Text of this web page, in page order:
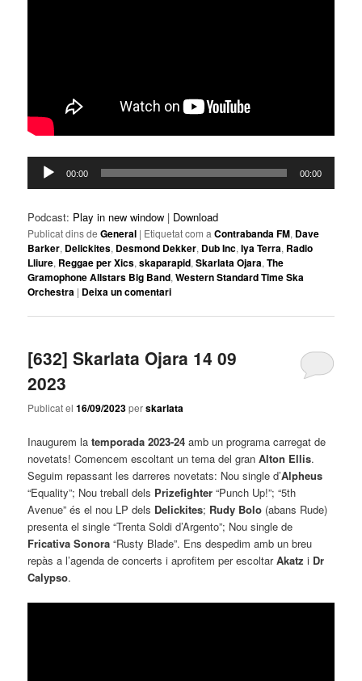
Reproductor
d'àudio
00:00 00:00
Podcast: Play in new window | Download
Publicat dins de General | Etiquetat com a Contrabanda FM, Dave
Barker, Delickites, Desmond Dekker, Dub Inc,Iya Terra, Radio
Lliure, Reggae per Xics,skaparapid,Skarlata Ojara,The
Gramophone Allstars Big Band,Western Standard Time Ska
Orchestra | Deixa un comentari
[632] Skarlata Ojara 14 09
2023
Publicat el16/09/2023perskarlata
Inaugurem latemporada 2023-24 amb un programa carregat de
novetats! Comencem escoltant un tema del granAlton Ellis.
Seguim repassant les darreres novetats: Nou single d’Alpheus
“Equality”; Nou treball dels Prizefighter “Punch Up!”; “5th
Avenue” és el nou LP dels Delickites; Rudy Bolo (abans Rude)
presenta el single “Trenta Soldi d’Argento”; Nou single de
Fricativa Sonora “Rusty Blade”. Ens despedim amb un breu
repàs a l’agenda de concerts i aprofitem per escoltarAkatz i Dr
Calypso.